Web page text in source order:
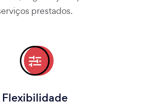
prestados.
Flexibilidade